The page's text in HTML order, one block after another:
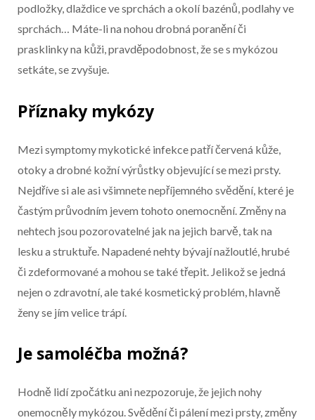
podložky, dlaždice ve sprchách a okolí bazénů, podlahy ve
sprchách… Máte-li na nohou drobná poranění či
prasklinky na kůži, pravděpodobnost, že se s mykózou
setkáte, se zvyšuje.
Příznaky mykózy
Mezi symptomy mykotické infekce patří červená kůže,
otoky a drobné kožní výrůstky objevující se mezi prsty.
Nejdříve si ale asi všimnete nepříjemného svědění, které je
častým průvodním jevem tohoto onemocnění. Změny na
nehtech jsou pozorovatelné jak na jejich barvě, tak na
lesku a struktuře. Napadené nehty bývají nažloutlé, hrubé
či zdeformované a mohou se také třepit. Jelikož se jedná
nejen o zdravotní, ale také kosmetický problém, hlavně
ženy se jím velice trápí.
Je samoléčba možná?
Hodně lidí zpočátku ani nezpozoruje, že jejich nohy
onemocněly mykózou. Svědění či pálení mezi prsty, změny